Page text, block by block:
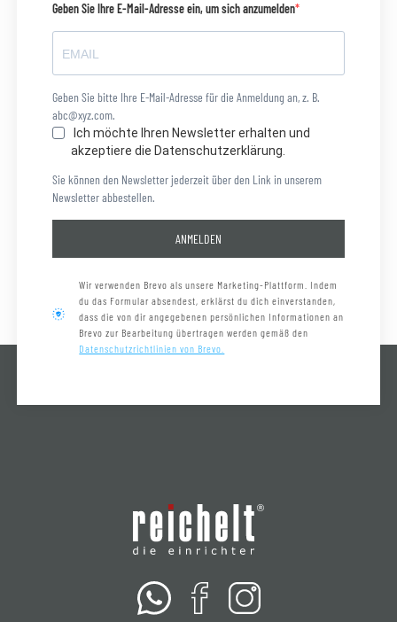
Geben Sie Ihre E-Mail-Adresse ein, um sich anzumelden
Geben Sie bitte Ihre E-Mail-Adresse für die Anmeldung an, z. B.
abc@xyz.com.
Ich möchte Ihren Newsletter erhalten und
akzeptiere die Datenschutzerklärung.
Sie können den Newsletter jederzeit über den Link in unserem
Newsletter abbestellen.
ANMELDEN
Wir verwenden Brevo als unsere Marketing-Plattform. Indem
du das Formular absendest, erklärst du dich einverstanden,
dass die von dir angegebenen persönlichen Informationen an
Brevo zur Bearbeitung übertragen werden gemäß den
Datenschutzrichtlinien von Brevo.